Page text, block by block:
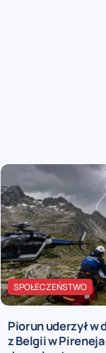
SPOŁECZEŃSTWO
Piorun uderzył
z Belgii w